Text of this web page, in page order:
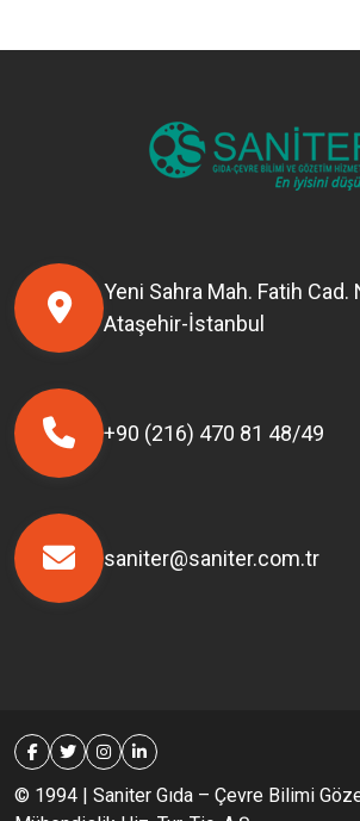
Yeni Sahra Mah. Fatih Cad.
Ataşehir-İstanbul
+90 (216) 470 81 48/49
saniter@saniter.com.tr
© 1994 | Saniter Gıda – Çevre Bilimi